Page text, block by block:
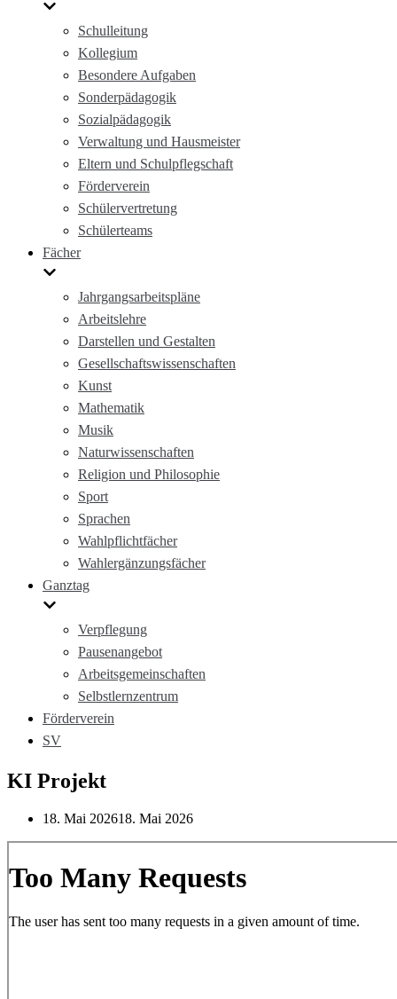
Schulleitung
Kollegium
Besondere Aufgaben
Sonderpädagogik
Sozialpädagogik
Verwaltung und Hausmeister
Eltern und Schulpflegschaft
Förderverein
Schülervertretung
Schülerteams
Fächer
Jahrgangsarbeitspläne
Arbeitslehre
Darstellen und Gestalten
Gesellschaftswissenschaften
Kunst
Mathematik
Musik
Naturwissenschaften
Religion und Philosophie
Sport
Sprachen
Wahlpflichtfächer
Wahlergänzungsfächer
Ganztag
Verpflegung
Pausenangebot
Arbeitsgemeinschaften
Selbstlernzentrum
Förderverein
SV
KI Projekt
18. Mai 202618. Mai 2026